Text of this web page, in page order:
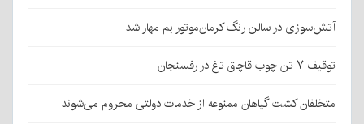
آتش‌سوزی در سالن رنگ کرمان‌موتور بم مهار شد
توقیف ۷ تن چوب قاچاق تاغ در رفسنجان
متخلفان کشت گیاهان ممنوعه از خدمات دولتی محروم می‌شوند